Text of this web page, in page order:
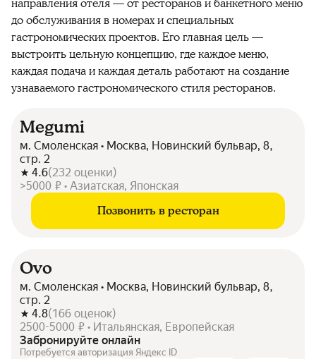
направления отеля — от ресторанов и банкетного меню
до обслуживания в номерах и специальных
гастрономических проектов. Его главная цель —
выстроить цельную концепцию, где каждое меню,
каждая подача и каждая деталь работают на создание
узнаваемого гастрономического стиля ресторанов.
Megumi
м. Смоленская • Москва, Новинский бульвар, 8,
стр. 2
4.6(232 оценки)
>5000 ₽ • Азиатская, Японская
Позвонить в ресторан
Ovo
м. Смоленская • Москва, Новинский бульвар, 8,
стр. 2
4.8(166 оценок)
2500-5000 ₽ • Итальянская, Европейская
Забронируйте онлайн
Потребуется авторизация Яндекс ID